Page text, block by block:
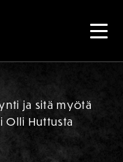
ja sitä myötä
Huttusta